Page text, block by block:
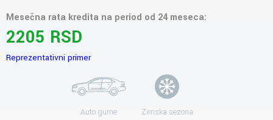
Mesečna rata kredita na period od 24 meseca:
2205 RSD
Reprezentativni primer
Auto gume Zimska sezona